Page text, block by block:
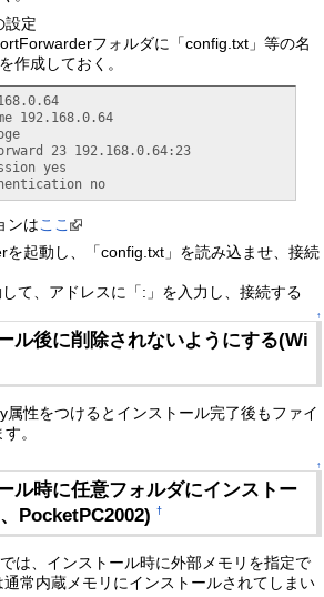
設定
フォルダに「config.txt」等の名
作成しておく。
no
ンはここ
を起動し、「config.txt」を読み込ませ、接続
て、アドレスに「:」を入力し、接続する
↑
ル後に削除されないようにする(Wi
性をつけるとインストール完了後もファイ
。
↑
ル時に任意フォルダにインストー
PocketPC2002)†
は、インストール時に外部メモリを指定で
常内蔵メモリにインストールされてしまい